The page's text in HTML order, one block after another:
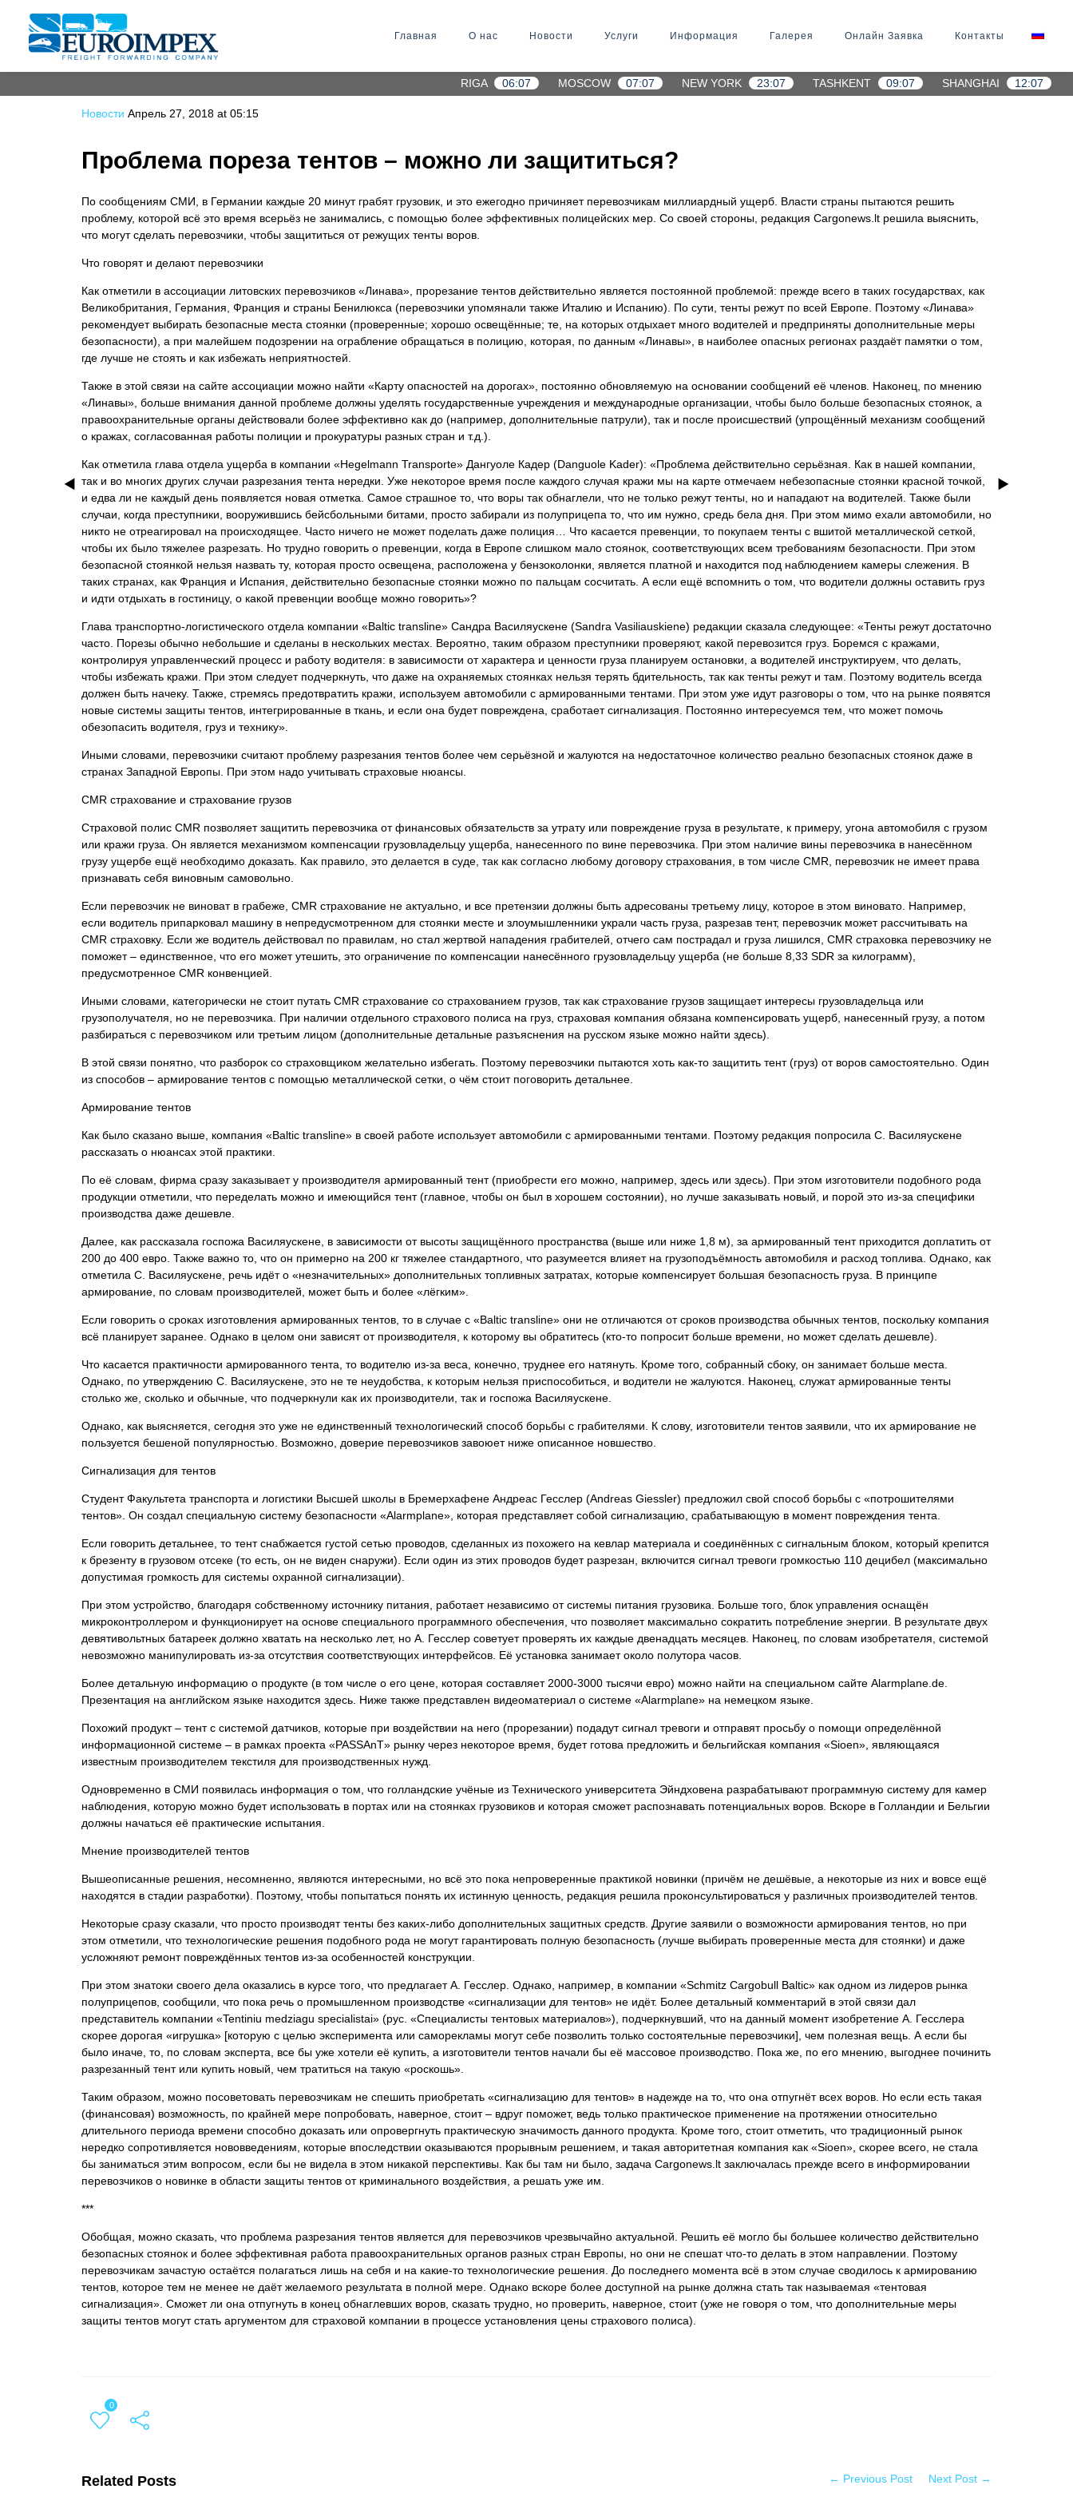
Главная О нас Новости Услуги Информация Галерея Онлайн Заявка Контакты
RIGA 06:07 MOSCOW 07:07 NEW YORK 23:07 TASHKENT 09:07 SHANGHAI 12:07
Новости Апрель 27, 2018 at 05:15
Проблема пореза тентов – можно ли защититься?
По сообщениям СМИ, в Германии каждые 20 минут грабят грузовик, и это ежегодно причиняет перевозчикам миллиардный ущерб. Власти страны пытаются решить
проблему, которой всё это время всерьёз не занимались, с помощью более эффективных полицейских мер. Со своей стороны, редакция Cargonews.lt решила выяснить,
что могут сделать перевозчики, чтобы защититься от режущих тенты воров.
Что говорят и делают перевозчики
Как отметили в ассоциации литовских перевозчиков «Линава», прорезание тентов действительно является постоянной проблемой: прежде всего в таких государствах, как
Великобритания, Германия, Франция и страны Бенилюкса (перевозчики упомянали также Италию и Испанию). По сути, тенты режут по всей Европе. Поэтому «Линава»
рекомендует выбирать безопасные места стоянки (проверенные; хорошо освещённые; те, на которых отдыхает много водителей и предприняты дополнительные меры
безопасности), а при малейшем подозрении на ограбление обращаться в полицию, которая, по данным «Линавы», в наиболее опасных регионах раздаёт памятки о том,
где лучше не стоять и как избежать неприятностей.
Также в этой связи на сайте ассоциации можно найти «Карту опасностей на дорогах», постоянно обновляемую на основании сообщений её членов. Наконец, по мнению
«Линавы», больше внимания данной проблеме должны уделять государственные учреждения и международные организации, чтобы было больше безопасных стоянок, а
правоохранительные органы действовали более эффективно как до (например, дополнительные патрули), так и после происшествий (упрощённый механизм сообщений
о кражах, согласованная работы полиции и прокуратуры разных стран и т.д.).
Как отметила глава отдела ущерба в компании «Hegelmann Transporte» Дангуоле Кадер (Danguole Kader): «Проблема действительно серьёзная. Как в нашей компании,
так и во многих других случаи разрезания тента нередки. Уже некоторое время после каждого случая кражи мы на карте отмечаем небезопасные стоянки красной точкой,
и едва ли не каждый день появляется новая отметка. Самое страшное то, что воры так обнаглели, что не только режут тенты, но и нападают на водителей. Также были
случаи, когда преступники, вооружившись бейсбольными битами, просто забирали из полуприцепа то, что им нужно, средь бела дня. При этом мимо ехали автомобили, но
никто не отреагировал на происходящее. Часто ничего не может поделать даже полиция… Что касается превенции, то покупаем тенты с вшитой металлической сеткой,
чтобы их было тяжелее разрезать. Но трудно говорить о превенции, когда в Европе слишком мало стоянок, соответствующих всем требованиям безопасности. При этом
безопасной стоянкой нельзя назвать ту, которая просто освещена, расположена у бензоколонки, является платной и находится под наблюдением камеры слежения. В
таких странах, как Франция и Испания, действительно безопасные стоянки можно по пальцам сосчитать. А если ещё вспомнить о том, что водители должны оставить груз
и идти отдыхать в гостиницу, о какой превенции вообще можно говорить»?
Глава транспортно-логистического отдела компании «Baltic transline» Сандра Василяускене (Sandrа Vasiliauskiene) редакции сказала следующее: «Тенты режут достаточно
часто. Порезы обычно небольшие и сделаны в нескольких местах. Вероятно, таким образом преступники проверяют, какой перевозится груз. Боремся с кражами,
контролируя управленческий процесс и работу водителя: в зависимости от характера и ценности груза планируем остановки, а водителей инструктируем, что делать,
чтобы избежать кражи. При этом следует подчеркнуть, что даже на охраняемых стоянках нельзя терять бдительность, так как тенты режут и там. Поэтому водитель всегда
должен быть начеку. Также, стремясь предотвратить кражи, используем автомобили с армированными тентами. При этом уже идут разговоры о том, что на рынке появятся
новые системы защиты тентов, интегрированные в ткань, и если она будет повреждена, сработает сигнализация. Постоянно интересуемся тем, что может помочь
обезопасить водителя, груз и технику».
Иными словами, перевозчики считают проблему разрезания тентов более чем серьёзной и жалуются на недостаточное количество реально безопасных стоянок даже в
странах Западной Европы. При этом надо учитывать страховые нюансы.
CMR страхование и страхование грузов
Страховой полис CMR позволяет защитить перевозчика от финансовых обязательств за утрату или повреждение груза в результате, к примеру, угона автомобиля с грузом
или кражи груза. Он является механизмом компенсации грузовладельцу ущерба, нанесенного по вине перевозчика. При этом наличие вины перевозчика в нанесённом
грузу ущербе ещё необходимо доказать. Как правило, это делается в суде, так как согласно любому договору страхования, в том числе CMR, перевозчик не имеет права
признавать себя виновным самовольно.
Если перевозчик не виноват в грабеже, CMR страхование не актуально, и все претензии должны быть адресованы третьему лицу, которое в этом виновато. Например,
если водитель припарковал машину в непредусмотренном для стоянки месте и злоумышленники украли часть груза, разрезав тент, перевозчик может рассчитывать на
CMR страховку. Если же водитель действовал по правилам, но стал жертвой нападения грабителей, отчего сам пострадал и груза лишился, CMR страховка перевозчику не
поможет – единственное, что его может утешить, это ограничение по компенсации нанесённого грузовладельцу ущерба (не больше 8,33 SDR за килограмм),
предусмотренное CMR конвенцией.
Иными словами, категорически не стоит путать CMR страхование со страхованием грузов, так как страхование грузов защищает интересы грузовладельца или
грузополучателя, но не перевозчика. При наличии отдельного страхового полиса на груз, страховая компания обязана компенсировать ущерб, нанесенный грузу, а потом
разбираться с перевозчиком или третьим лицом (дополнительные детальные разъяснения на русском языке можно найти здесь).
В этой связи понятно, что разборок со страховщиком желательно избегать. Поэтому перевозчики пытаются хоть как-то защитить тент (груз) от воров самостоятельно. Один
из способов – армирование тентов с помощью металлической сетки, о чём стоит поговорить детальнее.
Армирование тентов
Как было сказано выше, компания «Baltic transline» в своей работе использует автомобили с армированными тентами. Поэтому редакция попросила С. Василяускене
рассказать о нюансах этой практики.
По её словам, фирма сразу заказывает у производителя армированный тент (приобрести его можно, например, здесь или здесь). При этом изготовители подобного рода
продукции отметили, что переделать можно и имеющийся тент (главное, чтобы он был в хорошем состоянии), но лучше заказывать новый, и порой это из-за специфики
производства даже дешевле.
Далее, как рассказала госпожа Василяускене, в зависимости от высоты защищённого пространства (выше или ниже 1,8 м), за армированный тент приходится доплатить от
200 до 400 евро. Также важно то, что он примерно на 200 кг тяжелее стандартного, что разумеется влияет на грузоподъёмность автомобиля и расход топлива. Однако, как
отметила С. Василяускене, речь идёт о «незначительных» дополнительных топливных затратах, которые компенсирует бoльшая безопасность груза. В принципе
армирование, по словам производителей, может быть и более «лёгким».
Если говорить о сроках изготовления армированных тентов, то в случае с «Baltic transline» они не отличаются от сроков производства обычных тентов, поскольку компания
всё планирует заранее. Однако в целом они зависят от производителя, к которому вы обратитесь (кто-то попросит больше времени, но может сделать дешевле).
Что касается практичности армированного тента, то водителю из-за веса, конечно, труднее его натянуть. Кроме того, собранный сбоку, он занимает больше места.
Однако, по утверждению С. Василяускене, это не те неудобства, к которым нельзя приспособиться, и водители не жалуются. Наконец, служат армированные тенты
столько же, сколько и обычные, что подчеркнули как их производители, так и госпожа Василяускене.
Однако, как выясняется, сегодня это уже не единственный технологический способ борьбы с грабителями. К слову, изготовители тентов заявили, что их армирование не
пользуется бешеной популярностью. Возможно, доверие перевозчиков завоюет ниже описанное новшество.
Сигнализация для тентов
Cтудент Факультета транспорта и логистики Высшей школы в Бремерхафене Андреас Гесслер (Andreas Giessler) предложил свой способ борьбы с «потрошителями
тентов». Он создал специальную систему безопасности «Alarmplane», которая представляет собой сигнализацию, срабатывающую в момент повреждения тента.
Если говорить детальнее, то тент снабжается густой сетью проводов, сделанных из похожего на кевлар материала и соединённых с сигнальным блоком, который крепится
к брезенту в грузовом отсеке (то есть, он не виден снаружи). Если один из этих проводов будет разрезан, включится сигнал тревоги громкостью 110 децибел (максимально
допустимая громкость для системы охранной сигнализации).
При этом устройство, благодаря собственному источнику питания, работает независимо от системы питания грузовика. Больше того, блок управления оснащён
микроконтроллером и функционирует на основе специального программного обеспечения, что позволяет максимально сократить потребление энергии. В результате двух
девятивольтных батареек должно хватать на несколько лет, но А. Гесслер советует проверять их каждые двенадцать месяцев. Наконец, по словам изобретателя, системой
невозможно манипулировать из-за отсутствия соответствующих интерфейсов. Её установка занимает около полутора часов.
Более детальную информацию о продукте (в том числе о его цене, которая составляет 2000-3000 тысячи евро) можно найти на специальном сайте Alarmplane.de.
Презентация на английском языке находится здесь. Ниже также представлен видеоматериал о системе «Alarmplane» на немецком языке.
Похожий продукт – тент с системой датчиков, которые при воздействии на него (прорезании) подадут сигнал тревоги и отправят просьбу о помощи определённой
информационной системе – в рамках проекта «PASSAnT» рынку через некоторое время, будет готова предложить и бельгийская компания «Sioen», являющаяся
известным производителем текстиля для производственных нужд.
Одновременно в СМИ появилась информация о том, что голландские учёные из Технического университета Эйндховена разрабатывают программную систему для камер
наблюдения, которую можно будет использовать в портах или на стоянках грузовиков и которая сможет распознавать потенциальных воров. Вскоре в Голландии и Бельгии
должны начаться её практические испытания.
Мнение производителей тентов
Вышеописанные решения, несомненно, являются интересными, но всё это пока непроверенные практикой новинки (причём не дешёвые, а некоторые из них и вовсе ещё
находятся в стадии разработки). Поэтому, чтобы попытаться понять их истинную ценность, редакция решила проконсультироваться у различных производителей тентов.
Некоторые сразу сказали, что просто производят тенты без каких-либо дополнительных защитных средств. Другие заявили о возможности армирования тентов, но при
этом отметили, что технологические решения подобного рода не могут гарантировать полную безопасность (лучше выбирать проверенные места для стоянки) и даже
усложняют ремонт повреждённых тентов из-за особенностей конструкции.
При этом знатоки своего дела оказались в курсе того, что предлагает А. Гесслер. Однако, например, в компании «Schmitz Cargobull Baltic» как одном из лидеров рынка
полуприцепов, сообщили, что пока речь о промышленном производстве «сигнализации для тентов» не идёт. Более детальный комментарий в этой связи дал
представитель компании «Tentiniu medziagu specialistai» (рус. «Специалисты тентовых материалов»), подчеркнувший, что на данный момент изобретение А. Гесслера
скорее дорогая «игрушка» [которую с целью эксперимента или саморекламы могут себе позволить только состоятельные перевозчики], чем полезная вещь. А если бы
было иначе, то, по словам эксперта, все бы уже хотели её купить, а изготовители тентов начали бы её массовое производство. Пока же, по его мнению, выгоднее починить
разрезанный тент или купить новый, чем тратиться на такую «роскошь».
Таким образом, можно посоветовать перевозчикам не спешить приобретать «сигнализацию для тентов» в надежде на то, что она отпугнёт всех воров. Но если есть такая
(финансовая) возможность, по крайней мере попробовать, наверное, стоит – вдруг поможет, ведь только практическое применение на протяжении относительно
длительного периода времени способно доказать или опровергнуть практическую значимость данного продукта. Кроме того, стоит отметить, что традиционный рынок
нередко сопротивляется нововведениям, которые впоследствии оказываются прорывным решением, и такая авторитетная компания как «Sioen», скорее всего, не стала
бы заниматься этим вопросом, если бы не видела в этом никакой перспективы. Как бы там ни было, задача Cargonews.lt заключалась прежде всего в информировании
перевозчиков о новинке в области защиты тентов от криминального воздействия, а решать уже им.
***
Обобщая, можно сказать, что проблема разрезания тентов является для перевозчиков чрезвычайно актуальной. Решить её могло бы большее количество действительно
безопасных стоянок и более эффективная работа правоохранительных органов разных стран Европы, но они не спешат что-то делать в этом направлении. Поэтому
перевозчикам зачастую остаётся полагаться лишь на себя и на какие-то технологические решения. До последнего момента всё в этом случае сводилось к армированию
тентов, которое тем не менее не даёт желаемого результата в полной мере. Однако вскоре более доступной на рынке должна стать так называемая «тентовая
сигнализация». Сможет ли она отпугнуть в конец обнаглевших воров, сказать трудно, но проверить, наверное, стоит (уже не говоря о том, что дополнительные меры
защиты тентов могут стать аргументом для страховой компании в процессе установления цены страхового полиса).
0
Related Posts ← Previous Post Next Post →